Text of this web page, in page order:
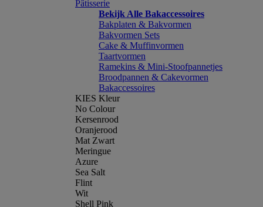
Pâtisserie
Bekijk Alle Bakaccessoires
Bakplaten & Bakvormen
Bakvormen Sets
Cake & Muffinvormen
Taartvormen
Ramekins & Mini-Stoofpannetjes
Broodpannen & Cakevormen
Bakaccessoires
KIES Kleur
No Colour
Kersenrood
Oranjerood
Mat Zwart
Meringue
Azure
Sea Salt
Flint
Wit
Shell Pink